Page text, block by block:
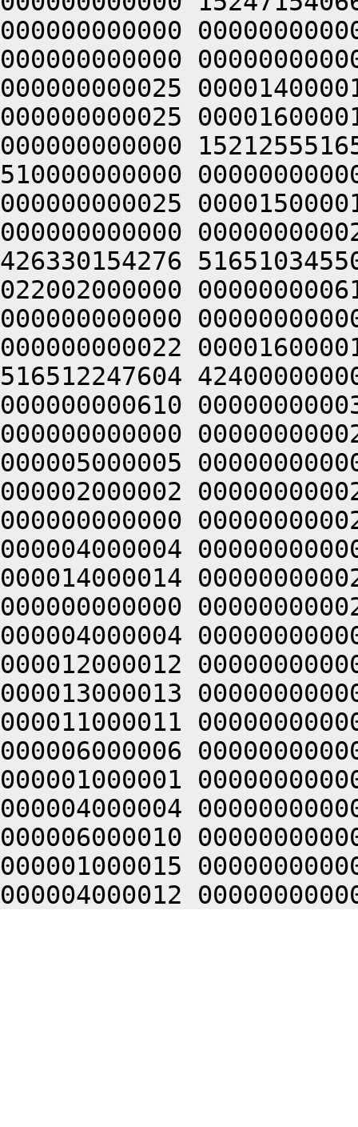
000000000000
000000000000
000000000025
000000000025
000000000000
510000000000
000000000025
000000000000
426330154276
022002000000
000000000000
000000000022
516512247604
000000000610
000000000000
000005000005
000002000002
000000000000
000004000004
000014000014
000000000000
000004000004
000012000012
000013000013
000011000011
000006000006
000001000001
000004000004
000006000010
000001000015
000004000012